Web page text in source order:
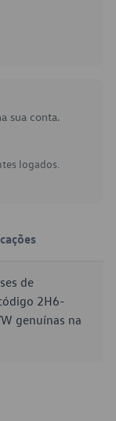
sua conta.
logados.
de
2H6-
genuínas na